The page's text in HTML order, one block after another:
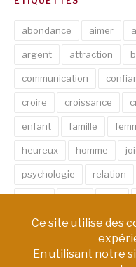
abondance aimer
argent attraction
communication
croire croissance
enfant famille
heureux homme
psychologie relation
santé sexe soin
vie âme émotion